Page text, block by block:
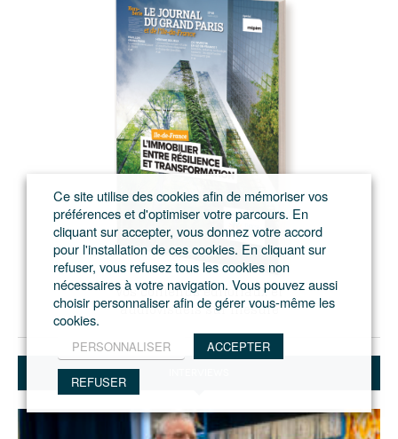
Vos contenus éditoriaux et
audiovisuels sur mesure
Ce site utilise des cookies afin de mémoriser vos
préférences et d'optimiser votre parcours. En
cliquant sur accepter, vous donnez votre accord
pour l'installation de ces cookies. En cliquant sur
refuser, vous refusez tous les cookies non
nécessaires à votre navigation. Vous pouvez aussi
choisir personnaliser afin de gérer vous-même les
cookies.
PERSONNALISER ACCEPTER
REFUSER